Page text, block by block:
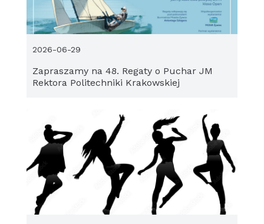
Zapraszamy na 48. Regaty o Puchar JM
Rektora Politechniki Krakowskiej
2026-06-29